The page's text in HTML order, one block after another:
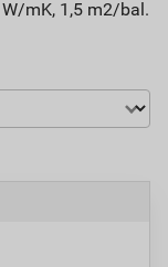
mK, 1,5 m2/bal.